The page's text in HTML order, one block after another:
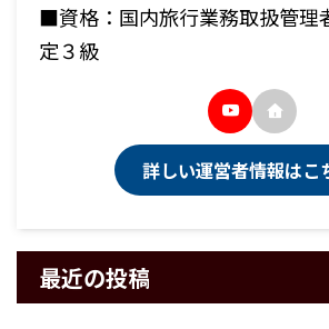
■資格：国内旅行業務取扱管理
定３級
詳しい運営者情報はこ
最近の投稿